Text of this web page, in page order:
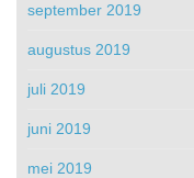
september 2019
augustus 2019
juli 2019
juni 2019
mei 2019